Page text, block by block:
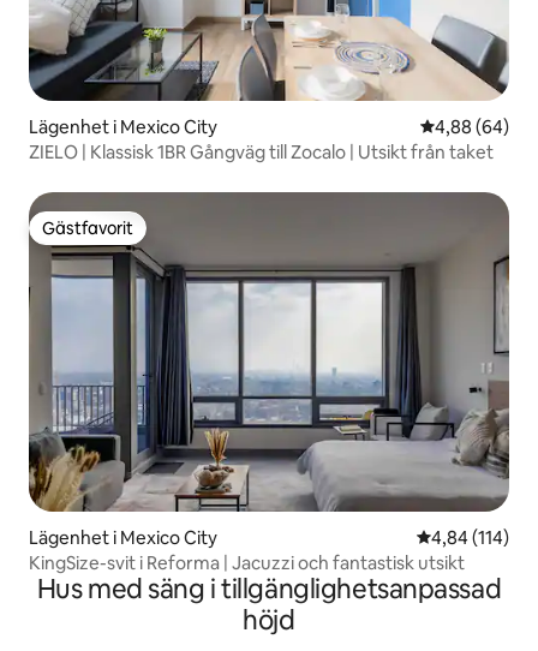
Lägenhet i Mexico City 4,88 av 5 i
4,88 (64)
ZIELO | Klassisk 1BR Gångväg till Zocalo | Utsikt från taket
Gästfavorit
Gästfavorit
Lägenhet i Mexico City 4,84 av 5 i
4,84 (114)
KingSize-svit i Reforma | Jacuzzi och fantastisk utsikt
Hus med säng i tillgänglighetsanpassad
höjd